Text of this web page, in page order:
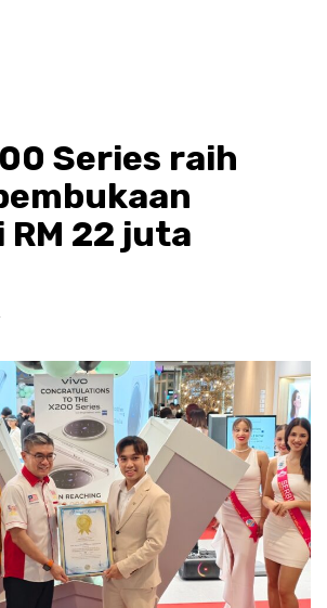
Series raih
22 juta